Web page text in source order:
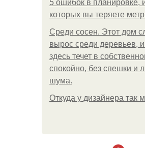
5 ошибок в планировке,
которых вы теряете
Среди сосен. Этот дом
вырос среди деревьев,
здесь течет в
спокойно, без спешки и
шума.
Откуда у дизайнера так